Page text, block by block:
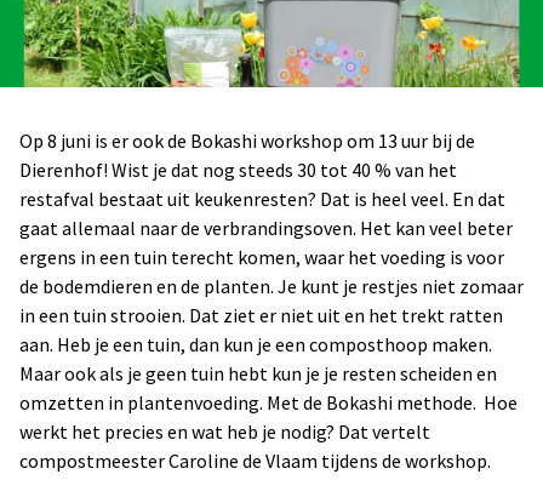
Op 8 juni is er ook de Bokashi workshop om 13 uur bij de
Dierenhof! Wist je dat nog steeds 30 tot 40 % van het
restafval bestaat uit keukenresten? Dat is heel veel. En dat
gaat allemaal naar de verbrandingsoven. Het kan veel beter
ergens in een tuin terecht komen, waar het voeding is voor
de bodemdieren en de planten. Je kunt je restjes niet zomaar
in een tuin strooien. Dat ziet er niet uit en het trekt ratten
aan. Heb je een tuin, dan kun je een composthoop maken.
Maar ook als je geen tuin hebt kun je je resten scheiden en
omzetten in plantenvoeding. Met de Bokashi methode. Hoe
werkt het precies en wat heb je nodig? Dat vertelt
compostmeester Caroline de Vlaam tijdens de workshop.